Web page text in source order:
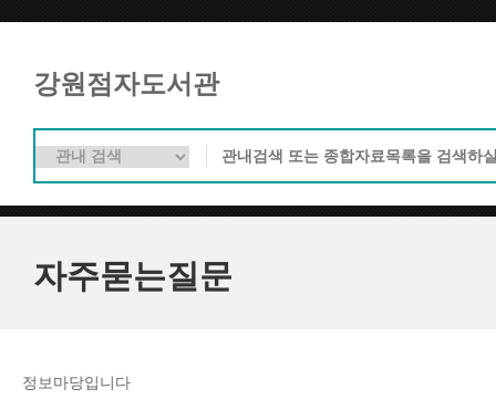
강원점자도서관
자주묻는질문
정보마당입니다